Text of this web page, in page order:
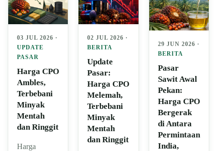
03 JUL 2026 ·
UPDATE
PASAR
Harga CPO
Ambles,
Terbebani
Minyak
Mentah
dan Ringgit
Harga
02 JUL 2026 ·
BERITA
Update
Pasar:
Harga CPO
Melemah,
Terbebani
Minyak
Mentah
dan Ringgit
29 JUN 2026 ·
BERITA
Pasar
Sawit Awal
Pekan:
Harga CPO
Bergerak
di Antara
Permintaan
India,